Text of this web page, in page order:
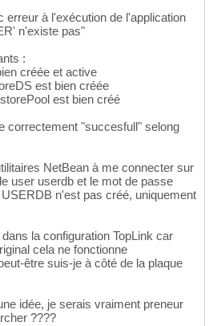
erreur à l'exécution de l'application
n'existe pas"
:
créée et active
est bien créée
est bien créé
correctement "succesfull" selong
NetBean à me connecter sur
user userdb et le mot de passe
n'est pas créé, uniquement
la configuration TopLink car
cela ne fonctionne
être suis-je à côté de la plaque
idée, je serais vraiment preneur
????